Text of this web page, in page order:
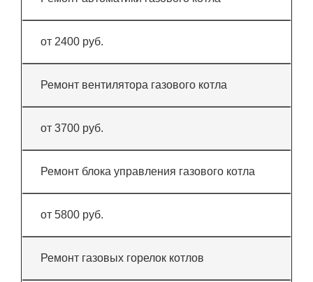
от 2400 руб.
Ремонт вентилятора газового котла
от 3700 руб.
Ремонт блока управления газового котла
от 5800 руб.
Ремонт газовых горелок котлов